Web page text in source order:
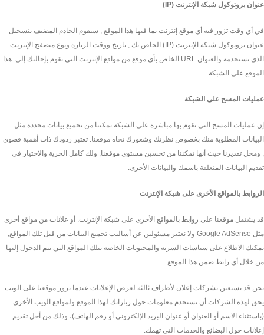
عنوان بروتوكول شبكة الإنترنت (IP)
في أي وقت تزور فيه أي موقع إنترنت بما فيها هذا الموقع , سيقوم الخادم المضيف بتسجيل
عنوان بروتوكول شبكة الإنترنت (IP) الخاص بك , تاريخ ووقت الزيارة ونوع متصفح الإنترنت
الذي تستخدمه والعنوان URL الخاص بأي موقع من مواقع الإنترنت التي تقوم بإحالتك إلى هذا
الموقع على الشبكة.
عمليات المسح على الشبكة
إن عمليات المسح التي نقوم بها مباشرة على الشبكة تمكننا من تجميع بيانات محددة مثل
البيانات المطلوبة منك بخصوص نظرتك وشعورك تجاه موقعنا. تعتبر ردودك ذات أهمية قصوى
, ومحل تقديرنا حيث أنها تمكننا من تحسين مستوى موقعنا, ولك كامل الحرية والاختيار في
تقديم البيانات المتعلقة باسمك والبيانات الأخرى.
الروابط بالمواقع الأخرى على شبكة الإنترنت
قد يشتمل موقعنا على روابط بالمواقع الأخرى على شبكة الإنترنت. أو علانات من مواقع أخرى
مثل Google AdSense ولا نعتبر مسئولين عن أساليب تجميع البيانات من قبل تلك المواقع,
يمكنك الاطلاع على سياسات السرية والمحتويات الخاصة بتلك المواقع التي يتم الدخول إليها
من خلال أي رابط ضمن هذا الموقع.
نحن قد نستعين بشركات إعلان لأطراف ثالثة لعرض الإعلانات عندما تزور موقعنا على الويب.
يحق لهذه الشركات أن تستخدم معلومات حول زياراتك لهذا الموقع ولمواقع الويب الأخرى
(باستثناء الاسم أو العنوان أو عنوان البريد الإلكتروني أو رقم الهاتف)، وذلك من أجل تقديم
إعلانات حول البضائع والخدمات التي تهمك.